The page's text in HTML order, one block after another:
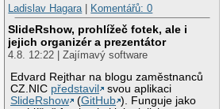
Ladislav Hagara| Komentářů: 0
SlideRshow, prohlížeč fotek, ale i
jejich organizér a prezentátor
4.8. 12:22 | Zajímavý software
Edvard Rejthar na blogu zaměstnanců
CZ.NIC představil
svou aplikaci
SlideRshow
(GitHub ). Funguje jako